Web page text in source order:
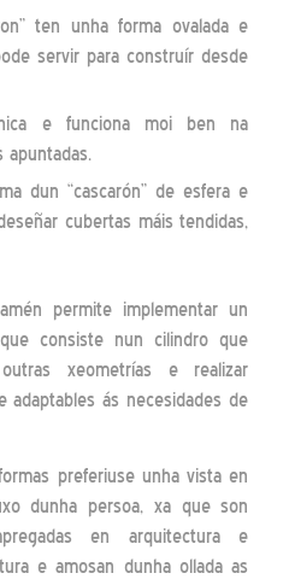
ten unha forma ovalada e
servir para construír desde
e funciona moi ben na
apuntadas.
dun “cascarón” de esfera e
cubertas máis tendidas,
permite implementar un
consiste nun cilindro que
xeometrías e realizar
adaptables ás necesidades de
preferiuse unha vista en
dunha persoa, xa que son
en arquitectura e
e amosan dunha ollada as